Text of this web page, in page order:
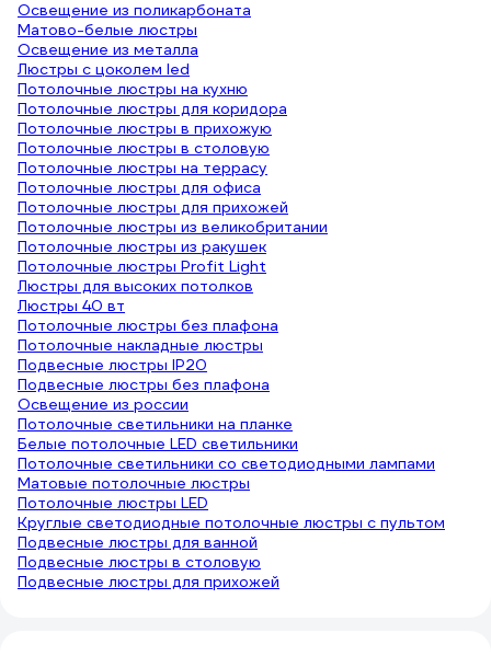
Освещение из поликарбоната
Матово-белые люстры
Освещение из металла
Люстры с цоколем led
Потолочные люстры на кухню
Потолочные люстры для коридора
Потолочные люстры в прихожую
Потолочные люстры в столовую
Потолочные люстры на террасу
Потолочные люстры для офиса
Потолочные люстры для прихожей
Потолочные люстры из великобритании
Потолочные люстры из ракушек
Потолочные люстры Profit Light
Люстры для высоких потолков
Люстры 40 вт
Потолочные люстры без плафона
Потолочные накладные люстры
Подвесные люстры IP20
Подвесные люстры без плафона
Освещение из россии
Потолочные светильники на планке
Белые потолочные LED светильники
Потолочные светильники со светодиодными лампами
Матовые потолочные люстры
Потолочные люстры LED
Круглые светодиодные потолочные люстры с пультом
Подвесные люстры для ванной
Подвесные люстры в столовую
Подвесные люстры для прихожей